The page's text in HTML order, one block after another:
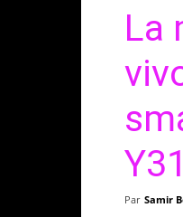
La
Y31
Par Samir